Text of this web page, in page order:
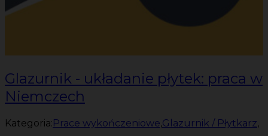
Glazurnik - układanie płytek: praca w
Niemczech
Kategoria:Prace wykończeniowe,Glazurnik / Płytkarz,